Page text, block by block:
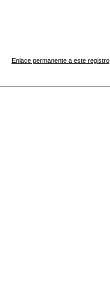
Enlace permanente a este registro